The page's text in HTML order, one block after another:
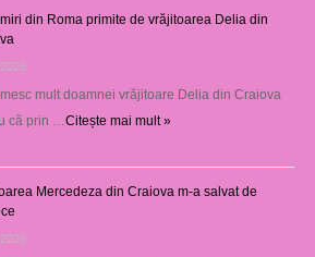
din Roma primite de vrăjitoarea Delia din
mult doamnei vrăjitoare Delia din Craiova
că prin … Citește mai mult »
Mercedeza din Craiova m-a salvat de